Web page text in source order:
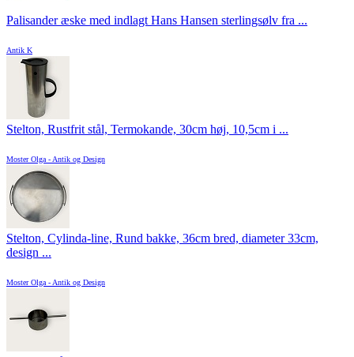
Palisander æske med indlagt Hans Hansen sterlingsølv fra ...
Antik K
Stelton, Rustfrit stål, Termokande, 30cm høj, 10,5cm i ...
Moster Olga - Antik og Design
Stelton, Cylinda-line, Rund bakke, 36cm bred, diameter 33cm,
design ...
Moster Olga - Antik og Design